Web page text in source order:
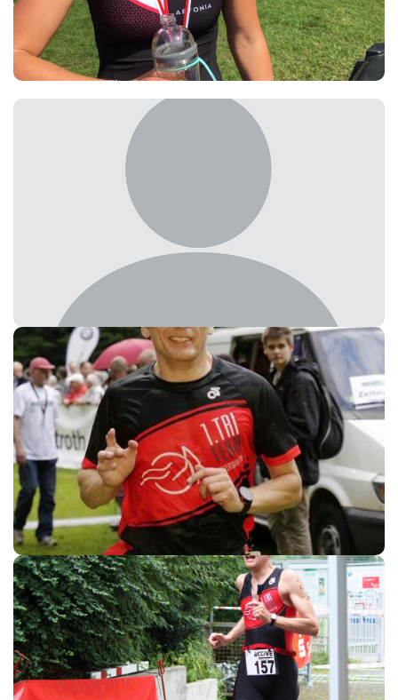
Dominic Stephan
Hubert Brockmann
Andreas van Westen